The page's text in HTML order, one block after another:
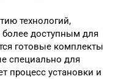
технологий,
более доступным для
готовые комплекты
специально для
процесс установки и